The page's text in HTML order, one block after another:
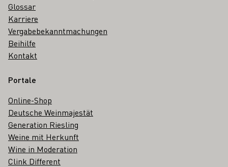
Glossar
Karriere
Vergabebekanntmachungen
Beihilfe
Kontakt
Portale
Online-Shop
Deutsche Weinmajestät
Generation Riesling
Weine mit Herkunft
Wine in Moderation
Clink Different